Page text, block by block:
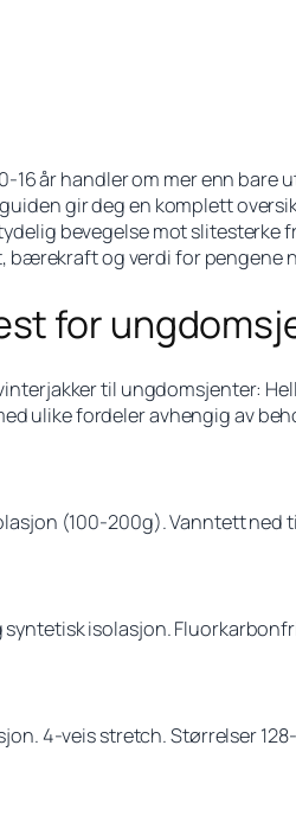
16 år handler om mer enn
gir deg en komplett
bevegelse mot
og verdi for pengene
for
til ungdomsjenter:
ulike fordeler avhengig av
(100-200g). Vanntett ned
isolasjon.
4-veis stretch. Størrelser